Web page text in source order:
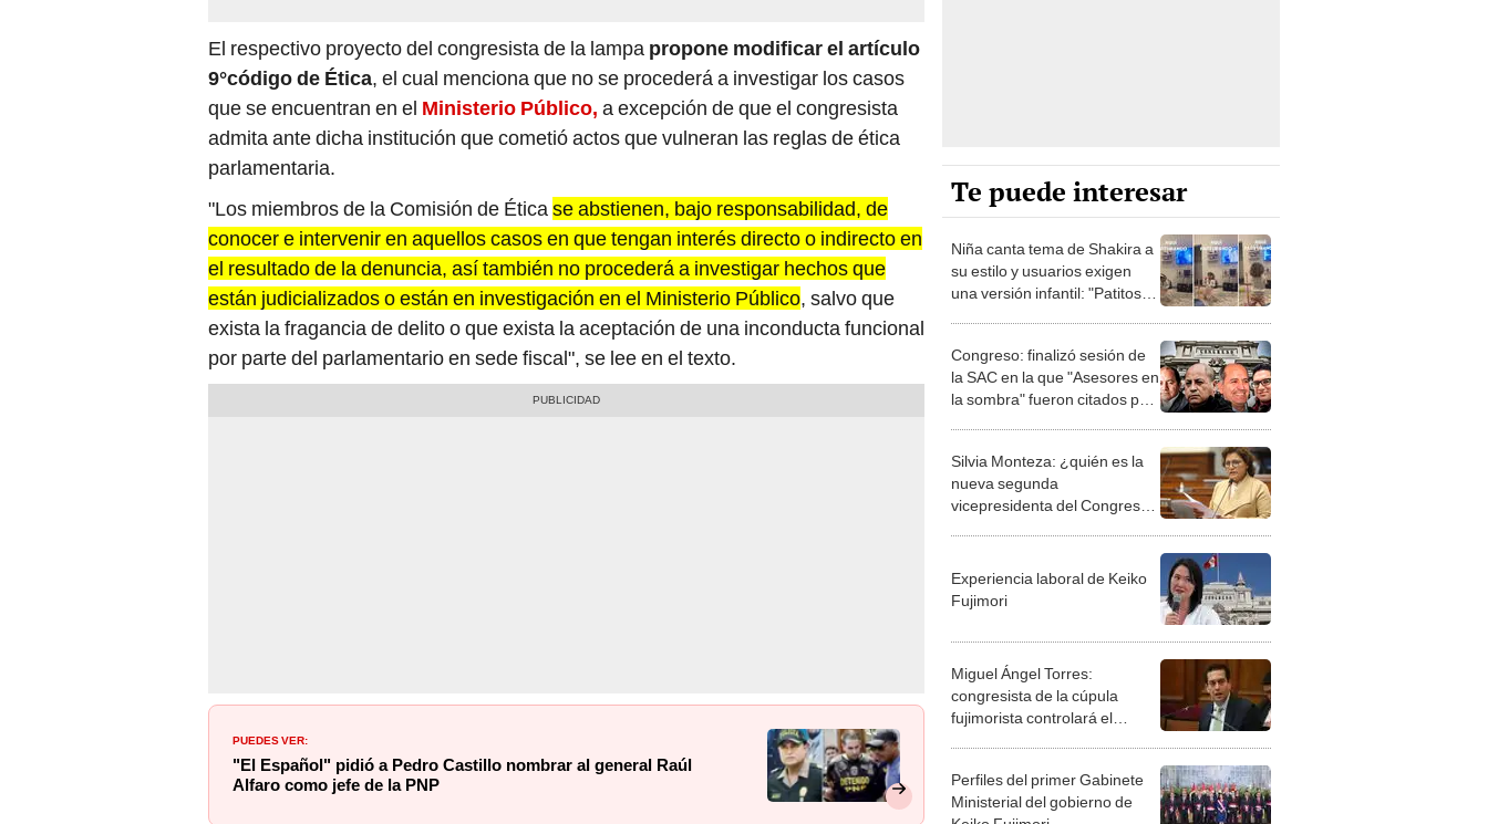
9°código de Ética, el cual menciona que no se procederá a investigar los casos
que se encuentran en elMinisterio Público, a excepción de que el congresista
admita ante dicha institución que cometió actos que vulneran las reglas de ética
parlamentaria.
"Los miembros de la Comisión de Ética se abstienen, bajo responsabilidad, de
conocer e intervenir en aquellos casos en que tengan interés directo o indirecto en
el resultado de la denuncia, así también no procederá a investigar hechos que
están judicializados o están en investigación en el Ministerio Público, salvo que
exista la fragancia de delito o que exista la aceptación de una inconducta funcional
por parte del parlamentario en sede fiscal", se lee en el texto.
"El Español" pidió a Pedro Castillo nombrar al general Raúl
Alfaro como jefe de la PNP
Te puede interesar
su estilo y usuarios exigen
una versión infantil: "Patitos
como tú"
la SAC en la que "Asesores en
la sombra" fueron citados por
caso "Los Niños"
nueva segunda
vicepresidenta del Congreso
que reemplazará a Digna
Calle?
Fujimori
congresista de la cúpula
fujimorista controlará el
primer año del Senado
Ministerial del gobierno de
Keiko Fujimori